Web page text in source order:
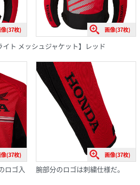
(37枚) 画像(37枚)
イト メッシュジャケット】レッド
(37枚)
ロゴ入
画像(37枚)
腕部分のロゴは刺繍仕様だ。